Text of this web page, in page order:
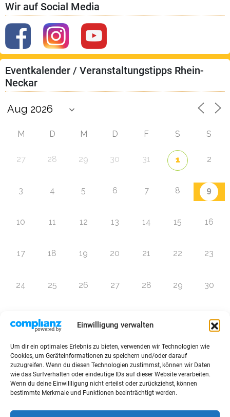
Einwilligung verwalten
Um dir ein optimales Erlebnis zu bieten, verwenden wir Technologien wie
Cookies, um Geräteinformationen zu speichern und/oder darauf
zuzugreifen. Wenn du diesen Technologien zustimmst, können wir Daten
wie das Surfverhalten oder eindeutige IDs auf dieser Website verarbeiten.
Wenn du deine Einwillligung nicht erteilst oder zurückziehst, können
bestimmte Merkmale und Funktionen beeinträchtigt werden.
Wir auf Social Media
Eventkalender / Veranstaltungstipps Rhein-
Neckar
M D M D F S S
27 28 29 30 31 1 2
3 4 5 6 7 8 9
10 11 12 13 14 15 16
17 18 19 20 21 22 23
24 25 26 27 28 29 30
Zur Eventübersicht